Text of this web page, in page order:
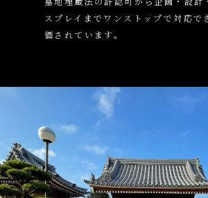
スプレイまでワンストップで対応で
価されています。